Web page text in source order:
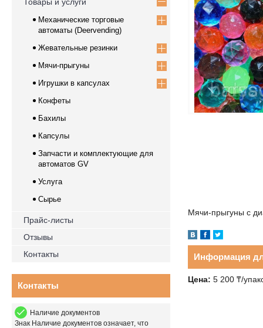
Мячи-прыгуны с
Информация
Цена: 5 200 ₸/
Механические торговые
автоматы (Deervending)
Жевательные резинки
Мячи-прыгуны
Игрушки в капсулах
Конфеты
Бахилы
Капсулы
Запчасти и комплектующие для
автоматов GV
Услуга
Сырье
Прайс-листы
Отзывы
Контакты
Контакты
Наличие документов
Знак Наличие документов означает, что